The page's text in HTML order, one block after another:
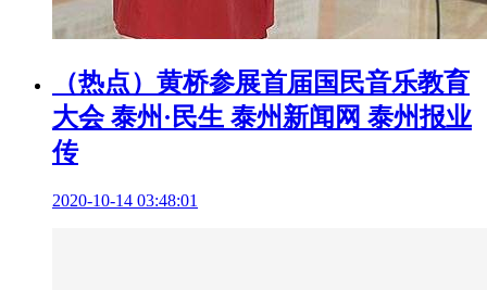
（热点）黄桥参展首届国民音乐教育
大会 泰州·民生 泰州新闻网 泰州报业
传
2020-10-14 03:48:01